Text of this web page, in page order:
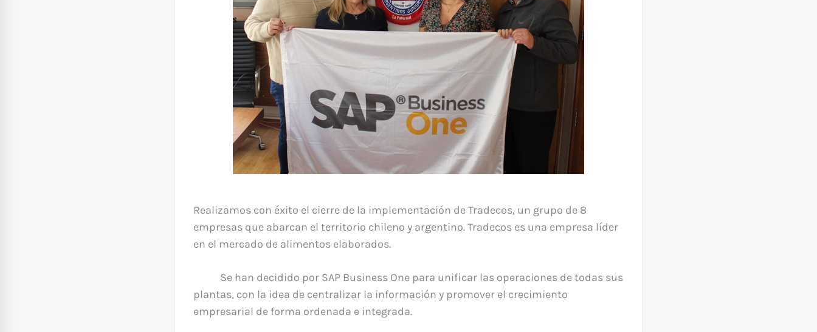
Realizamos con éxito el cierre de la implementación de Tradecos, un grupo de 8
empresas que abarcan el territorio chileno y argentino. Tradecos es una empresa líder
en el mercado de alimentos elaborados.
Se han decidido por SAP Business One para unificar las operaciones de todas sus
plantas, con la idea de centralizar la información y promover el crecimiento
empresarial de forma ordenada e integrada.